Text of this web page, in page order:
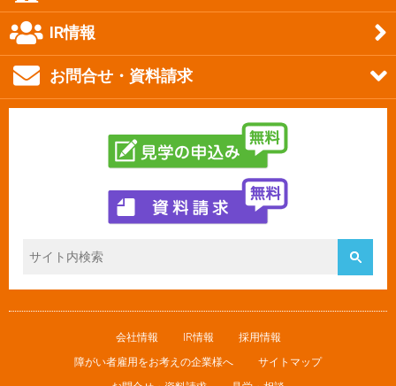
IR情報
お問合せ・資料請求
会社情報 IR情報
採用情報
障がい者雇用をお考えの企業様へ
サイトマップ